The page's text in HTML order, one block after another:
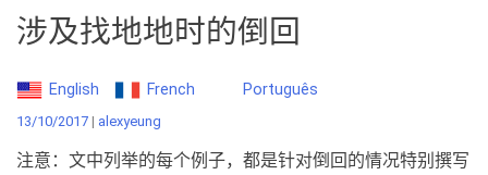
涉及找地地时的倒回
English French Português
13/10/2017 | alexyeung
注意：文中列举的每个例子，都是针对倒回的情况特别撰写